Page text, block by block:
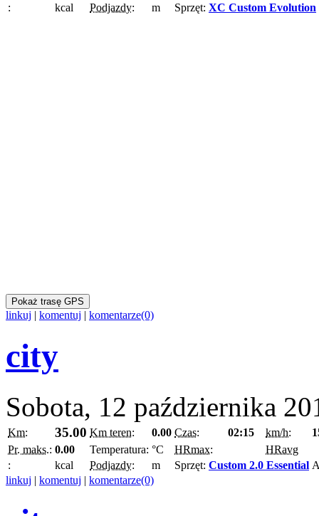
:
kcal Podjazdy: m Sprzęt: XC Custom Evolution
Pokaż trasę GPS
linkuj | komentuj | komentarze(0)
city
Sobota, 12 października
Km: 35.00 Km teren: 0.00 Czas: 02:15 km/h:
Pr. maks.: 0.00 Temperatura: °C HRmax:
HRavg
:
kcal Podjazdy: m Sprzęt: Custom 2.0 Essential
linkuj | komentuj | komentarze(0)